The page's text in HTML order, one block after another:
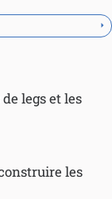
legs et les
les